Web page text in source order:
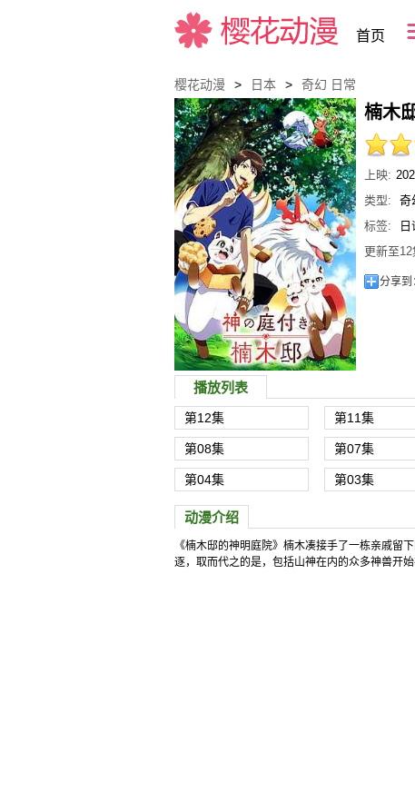
樱花动漫
首页
樱花动漫 > 日本 > 奇幻 日常
楠木邸的神明庭院
楠木
上映:
类型:
奇
标签:
日
更新至12
分享到
播放列表
第12集 第11集
第08集 第07集
第04集 第03集
动漫介绍
《楠木邸的神明庭院》楠木凑接手了一栋亲戚留
逐，取而代之的是，包括山神在内的众多神兽开